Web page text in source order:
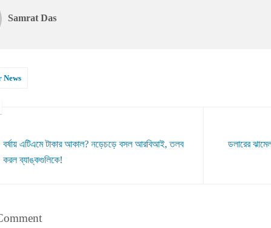
Samrat Das
News
বর্ষায় এটিএমে টাকার আকাল? নড়েচড়ে বসল আরবিআই, তলব
করল ব্যাঙ্কগুলিকে!
ডলারের